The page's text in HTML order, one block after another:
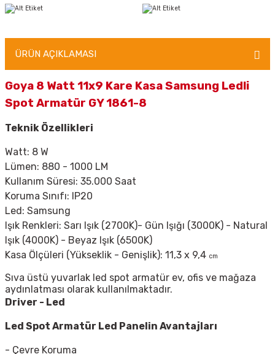
ÜRÜN AÇIKLAMASI
Goya 8 Watt 11x9 Kare Kasa Samsung Ledli
Spot Armatür GY 1861-8
Teknik Özellikleri
Watt: 8 W
Lümen: 880 - 1000 LM
Kullanım Süresi: 35.000 Saat
Koruma Sınıfı: IP20
Led: Samsung
Işık Renkleri: Sarı Işık (2700K)- Gün Işığı (3000K) - Natural
Işık (4000K) - Beyaz Işık (6500K)
Kasa Ölçüleri (Yükseklik - Genişlik): 11,3 x 9,4 cm
Sıva üstü yuvarlak led spot armatür ev, ofis ve mağaza
aydınlatması olarak kullanılmaktadır.
Driver - Led
Led Spot Armatür Led Panelin Avantajları
- Çevre Koruma